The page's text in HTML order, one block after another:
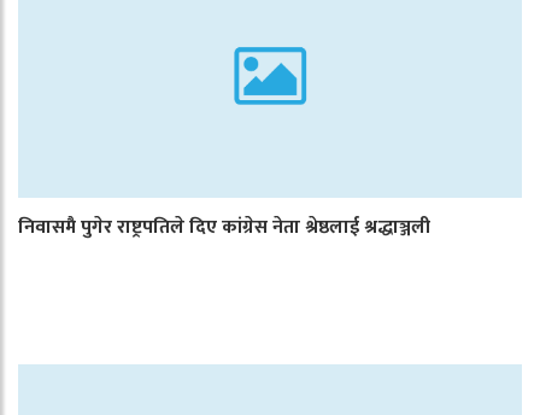
निवासमै पुगेर राष्ट्रपतिले दिए कांग्रेस नेता श्रेष्ठलाई श्रद्धाञ्जली